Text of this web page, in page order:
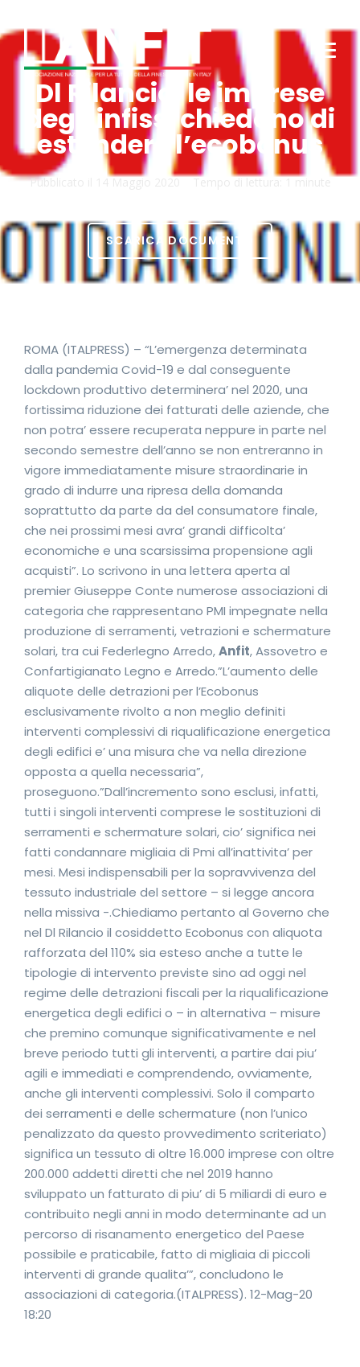
Dl Rilancio, le imprese
degli infissi chiedono di
estendere l’ecobonus
Pubblicato il 14 Maggio 2020 Tempo di lettura:1 minute
SCARICA DOCUMENTO
ROMA (ITALPRESS) – “L’emergenza determinata
dalla pandemia Covid-19 e dal conseguente
lockdown produttivo determinera’ nel 2020, una
fortissima riduzione dei fatturati delle aziende, che
non potra’ essere recuperata neppure in parte nel
secondo semestre dell’anno se non entreranno in
vigore immediatamente misure straordinarie in
grado di indurre una ripresa della domanda
soprattutto da parte da del consumatore finale,
che nei prossimi mesi avra’ grandi difficolta’
economiche e una scarsissima propensione agli
acquisti”. Lo scrivono in una lettera aperta al
premier Giuseppe Conte numerose associazioni di
categoria che rappresentano PMI impegnate nella
produzione di serramenti, vetrazioni e schermature
solari, tra cui Federlegno Arredo,Anfit, Assovetro e
Confartigianato Legno e Arredo.”L’aumento delle
aliquote delle detrazioni per l’Ecobonus
esclusivamente rivolto a non meglio definiti
interventi complessivi di riqualificazione energetica
degli edifici e’ una misura che va nella direzione
opposta a quella necessaria”,
proseguono.”Dall’incremento sono esclusi, infatti,
tutti i singoli interventi comprese le sostituzioni di
serramenti e schermature solari, cio’ significa nei
fatti condannare migliaia di Pmi all’inattivita’ per
mesi. Mesi indispensabili per la sopravvivenza del
tessuto industriale del settore – si legge ancora
nella missiva -.Chiediamo pertanto al Governo che
nel Dl Rilancio il cosiddetto Ecobonus con aliquota
rafforzata del 110% sia esteso anche a tutte le
tipologie di intervento previste sino ad oggi nel
regime delle detrazioni fiscali per la riqualificazione
energetica degli edifici o – in alternativa – misure
che premino comunque significativamente e nel
breve periodo tutti gli interventi, a partire dai piu’
agili e immediati e comprendendo, ovviamente,
anche gli interventi complessivi. Solo il comparto
dei serramenti e delle schermature (non l’unico
penalizzato da questo provvedimento scriteriato)
significa un tessuto di oltre 16.000 imprese con oltre
200.000 addetti diretti che nel 2019 hanno
sviluppato un fatturato di piu’ di 5 miliardi di euro e
contribuito negli anni in modo determinante ad un
percorso di risanamento energetico del Paese
possibile e praticabile, fatto di migliaia di piccoli
interventi di grande qualita’”, concludono le
associazioni di categoria.(ITALPRESS). 12-Mag-20
18:20